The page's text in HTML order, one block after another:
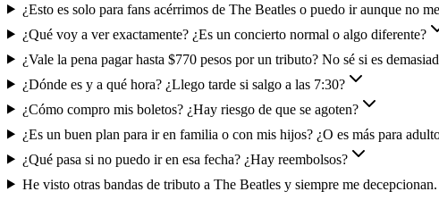
¿Esto es solo para fans acérrimos de The Beatles o puedo ir aunque no
¿Qué voy a ver exactamente? ¿Es un concierto normal o algo diferente?
¿Vale la pena pagar hasta $770 pesos por un tributo? No sé si es
¿Dónde es y a qué hora? ¿Llego tarde si salgo a las 7:30?
¿Cómo compro mis boletos? ¿Hay riesgo de que se agoten?
¿Es un buen plan para ir en familia o con mis hijos? ¿O es más para
¿Qué pasa si no puedo ir en esa fecha? ¿Hay reembolsos?
He visto otras bandas de tributo a The Beatles y siempre me